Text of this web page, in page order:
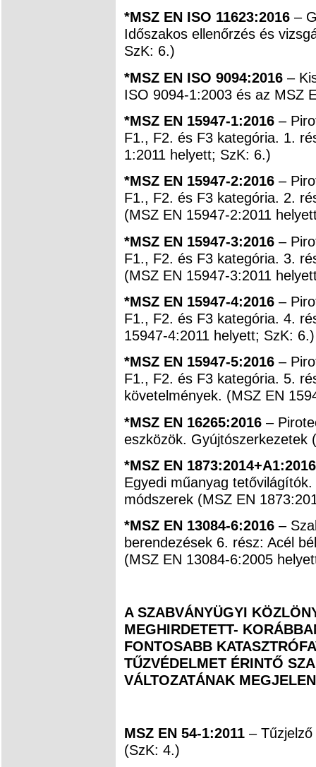
*MSZ EN ISO 11623:2016–
Időszakos ellenőrzés és
SzK: 6.)
*MSZ EN ISO 9094:2016 –
ISO 9094-1:2003 és az MSZ
*MSZ EN 15947-1:2016 –
F1., F2. és F3 kategória. 1.
1:2011 helyett; SzK: 6.)
*MSZ EN 15947-2:2016 –
F1., F2. és F3 kategória. 2.
(MSZ EN 15947-2:2011
*MSZ EN 15947-3:2016–
F1., F2. és F3 kategória. 3.
(MSZ EN 15947-3:2011
*MSZ EN 15947-4:2016–
F1., F2. és F3 kategória. 4.
15947-4:2011 helyett; SzK: 6.)
*MSZ EN 15947-5:2016–
F1., F2. és F3 kategória. 5.
követelmények. (MSZ EN
*MSZ EN 16265:2016 –
eszközök. Gyújtószerkezetek
*MSZ EN 1873:2014+A1:2016
Egyedi műanyag
módszerek (MSZ EN
*MSZ EN 13084-6:2016 –
berendezések 6. rész: Acél
(MSZ EN 13084-6:2005
A SZABVÁNYÜGYI
MEGHIRDETETT-
FONTOSABB
TŰZVÉDELMET ÉRINTŐ
VÁLTOZATÁNAK
MSZ EN 54-1:2011– Tűzjelző
(SzK: 4.)